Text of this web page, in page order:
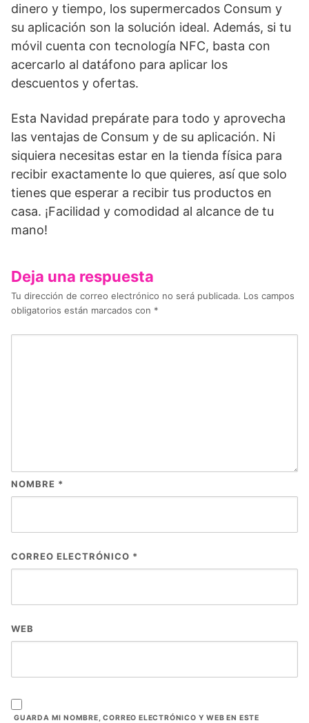
dinero y tiempo, los supermercados Consum y
su aplicación son la solución ideal. Además, si tu
móvil cuenta con tecnología NFC, basta con
acercarlo al datáfono para aplicar los
descuentos y ofertas.
Esta Navidad prepárate para todo y aprovecha
las ventajas de Consum y de su aplicación. Ni
siquiera necesitas estar en la tienda física para
recibir exactamente lo que quieres, así que solo
tienes que esperar a recibir tus productos en
casa. ¡Facilidad y comodidad al alcance de tu
mano!
Deja una respuesta
Tu dirección de correo electrónico no será publicada. Los campos
obligatorios están marcados con *
NOMBRE *
CORREO ELECTRÓNICO *
WEB
GUARDA MI NOMBRE, CORREO ELECTRÓNICO Y WEB EN ESTE